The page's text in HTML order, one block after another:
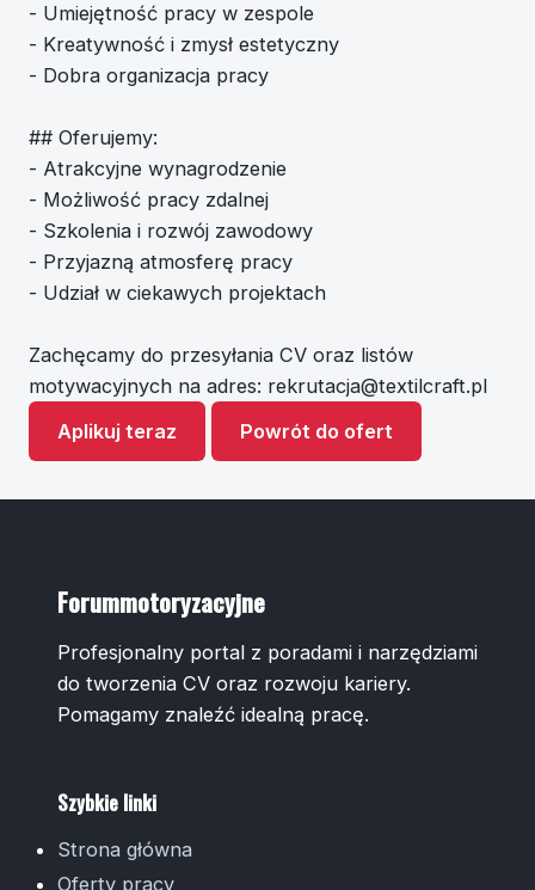
- Umiejętność pracy w zespole
- Kreatywność i zmysł estetyczny
- Dobra organizacja pracy
## Oferujemy:
- Atrakcyjne wynagrodzenie
- Możliwość pracy zdalnej
- Szkolenia i rozwój zawodowy
- Przyjazną atmosferę pracy
- Udział w ciekawych projektach
Zachęcamy do przesyłania CV oraz listów
motywacyjnych na adres: rekrutacja@textilcraft.pl
Aplikuj teraz
Powrót do ofert
Forummotoryzacyjne
Profesjonalny portal z poradami i narzędziami
do tworzenia CV oraz rozwoju kariery.
Pomagamy znaleźć idealną pracę.
Szybkie linki
Strona główna
Oferty pracy